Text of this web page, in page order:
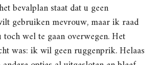
bevalplan staat dat u geen
gebruiken mevrouw, maar ik raad
wel te gaan overwegen. Het
was: ik wil geen ruggenprik. Helaas